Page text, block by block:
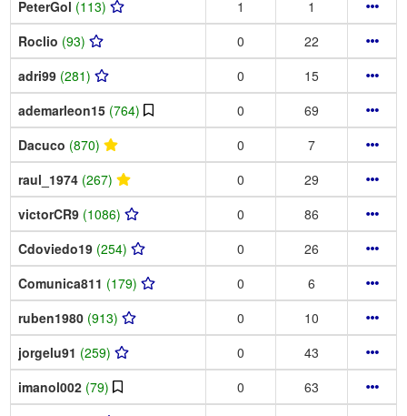
PeterGol (113) 1
1
Roclio (93) 0
22
adri99 (281) 0
15
ademarleon15 (764) 0
69
Dacuco (870) 0
7
raul_1974 (267) 0
29
victorCR9 (1086) 0
86
Cdoviedo19 (254) 0
26
Comunica811 (179) 0
6
ruben1980 (913) 0
10
jorgelu91 (259) 0
43
imanol002 (79) 0
63